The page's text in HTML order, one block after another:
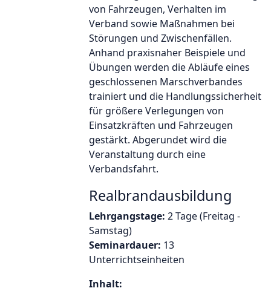
von Fahrzeugen, Verhalten im
Verband sowie Maßnahmen bei
Störungen und Zwischenfällen.
Anhand praxisnaher Beispiele und
Übungen werden die Abläufe eines
geschlossenen Marschverbandes
trainiert und die Handlungssicherheit
für größere Verlegungen von
Einsatzkräften und Fahrzeugen
gestärkt. Abgerundet wird die
Veranstaltung durch eine
Verbandsfahrt.
Realbrandausbildung
Lehrgangstage: 2 Tage (Freitag -
Samstag)
Seminardauer: 13
Unterrichtseinheiten
Inhalt: